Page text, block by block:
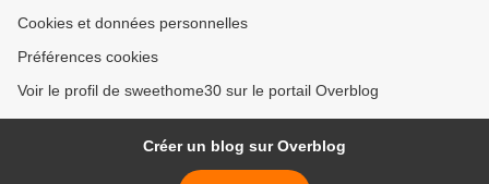
Cookies et données personnelles
Préférences cookies
Voir le profil de sweethome30 sur le portail Overblog
Créer un blog sur Overblog